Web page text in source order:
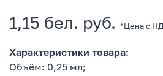
1,15 бел. руб. *Цена с
Характеристики товара:
Объём: 0,25 мл;